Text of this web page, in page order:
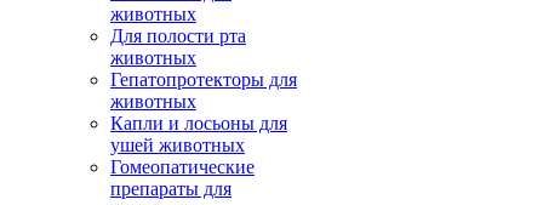
животных
Для полости рта
животных
Гепатопротекторы для
животных
Капли и лосьоны для
ушей животных
Гомеопатические
препараты для